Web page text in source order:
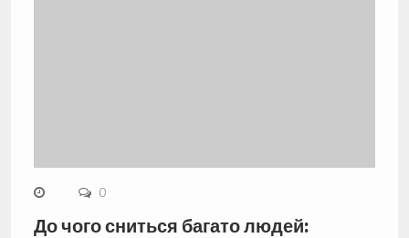
0
До чого сниться багато людей: